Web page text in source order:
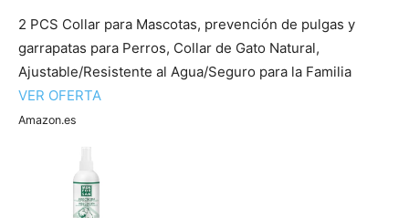
2 PCS Collar para Mascotas, prevención de pulgas y
garrapatas para Perros, Collar de Gato Natural,
Ajustable/Resistente al Agua/Seguro para la Familia
VER OFERTA
Amazon.es